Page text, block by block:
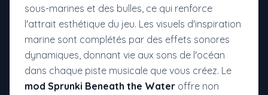
sous-marines et des bulles, ce qui renforce
l'attrait esthétique du jeu. Les visuels d'inspiration
marine sont complétés par des effets sonores
dynamiques, donnant vie aux sons de l'océan
dans chaque piste musicale que vous créez. Le
mod Sprunki Beneath the Water offre non